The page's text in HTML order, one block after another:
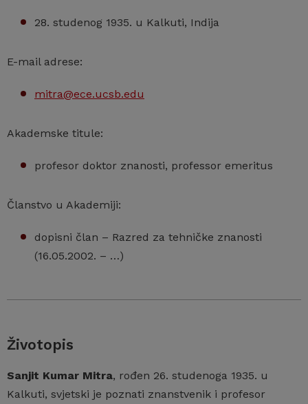
28. studenog 1935. u Kalkuti, Indija
E-mail adrese:
mitra@ece.ucsb.edu
Akademske titule:
profesor doktor znanosti, professor emeritus
Članstvo u Akademiji:
dopisni član – Razred za tehničke znanosti
(16.05.2002. – …)
Životopis
Sanjit Kumar Mitra, rođen 26. studenoga 1935. u
Kalkuti, svjetski je poznati znanstvenik i profesor